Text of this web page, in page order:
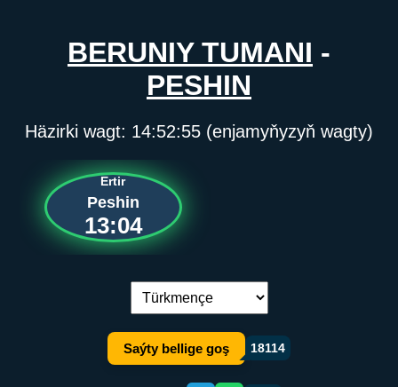
BERUNIY TUMANI -
PESHIN
Häzirki wagt: 14:52:55 (enjamyňyzyň wagty)
Ertir
Peshin
13:04
Dil çalşyryş:
Saýty bellige goş 18114